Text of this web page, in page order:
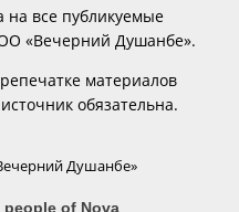
все публикуемые
«Вечерний Душанбе».
материалов
обязательна.
Душанбе»
people of Nova